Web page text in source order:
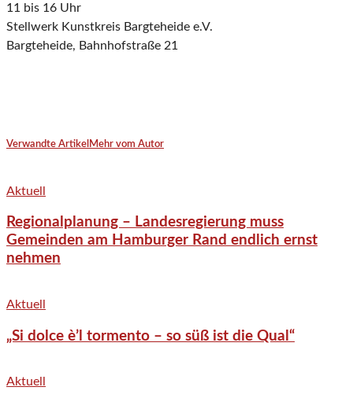
11 bis 16 Uhr
Stellwerk Kunstkreis Bargteheide e.V.
Bargteheide, Bahnhofstraße 21
Verwandte Artikel Mehr vom Autor
Aktuell
Regionalplanung – Landesregierung muss
Gemeinden am Hamburger Rand endlich ernst
nehmen
Aktuell
„Si dolce è’l tormento – so süß ist die Qual“
Aktuell